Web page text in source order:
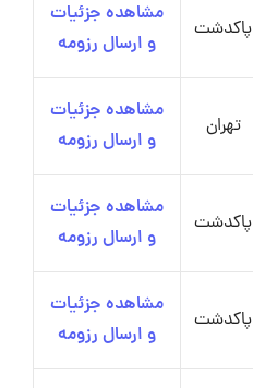
پاکدشت
مشاهده جزئیات
و ارسال رزومه
تهران
مشاهده جزئیات
و ارسال رزومه
پاکدشت
مشاهده جزئیات
و ارسال رزومه
پاکدشت
مشاهده جزئیات
و ارسال رزومه